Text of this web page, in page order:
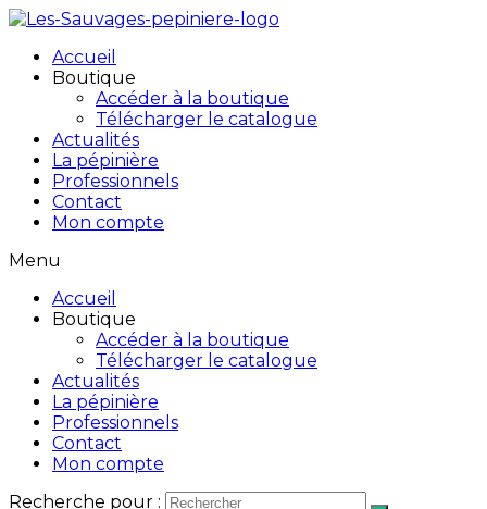
Accueil
Boutique
Accéder à la boutique
Télécharger le catalogue
Actualités
La pépinière
Professionnels
Contact
Mon compte
Menu
Accueil
Boutique
Accéder à la boutique
Télécharger le catalogue
Actualités
La pépinière
Professionnels
Contact
Mon compte
Recherche pour :